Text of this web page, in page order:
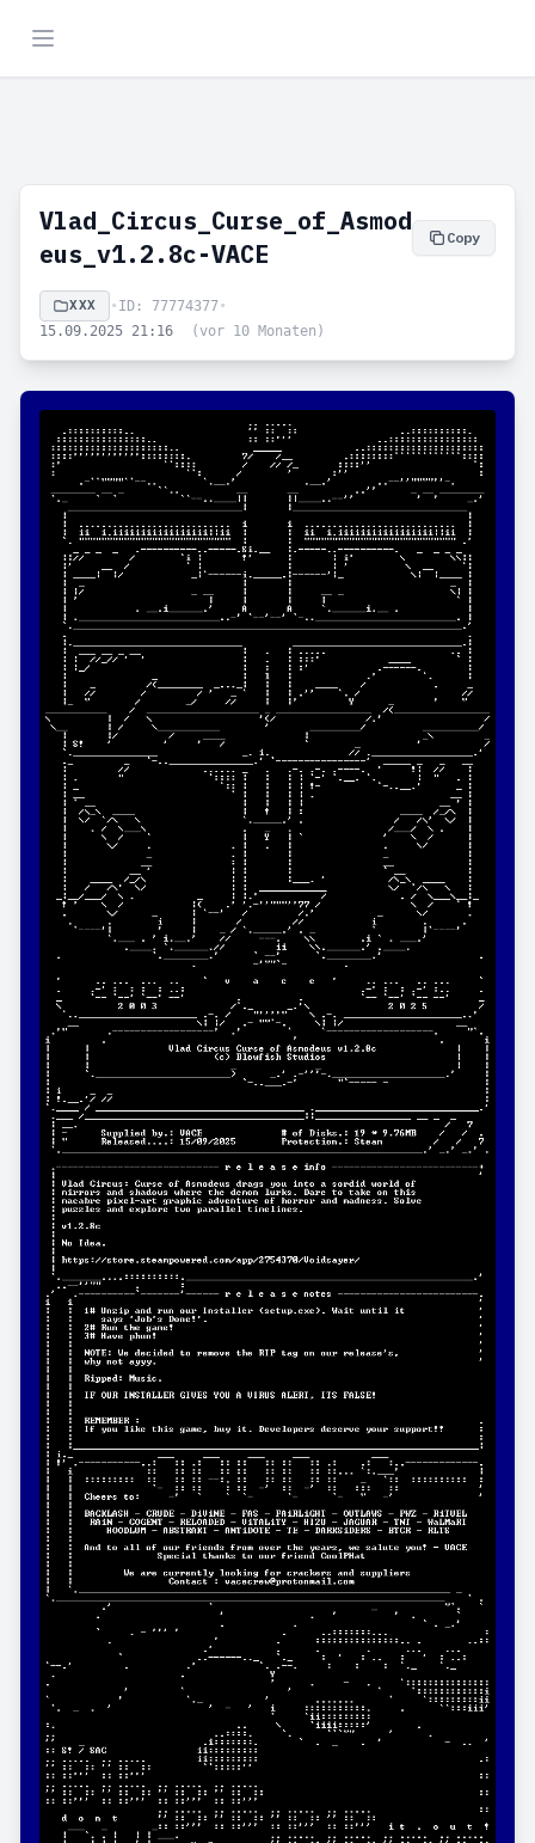
Vlad_Circus_Curse_of_Asmod
eus_v1.2.8c-VACE
Copy
XXX • ID: 77774377•
15.09.2025 21:16
(vor 10 Monaten)